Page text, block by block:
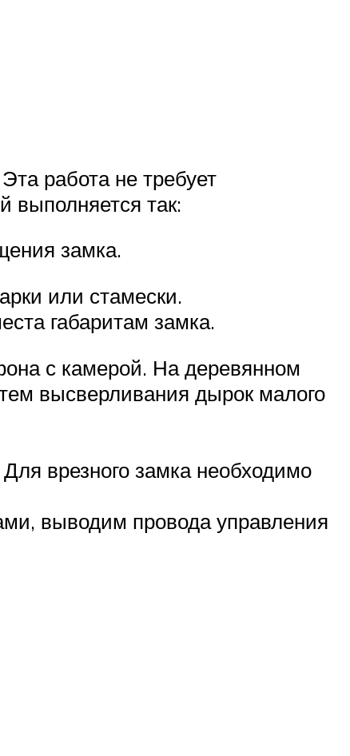
работа не требует
выполняется так:
замка.
или стамески.
габаритам замка.
с камерой. На деревянном
высверливания дырок малого
врезного замка необходимо
выводим провода управления